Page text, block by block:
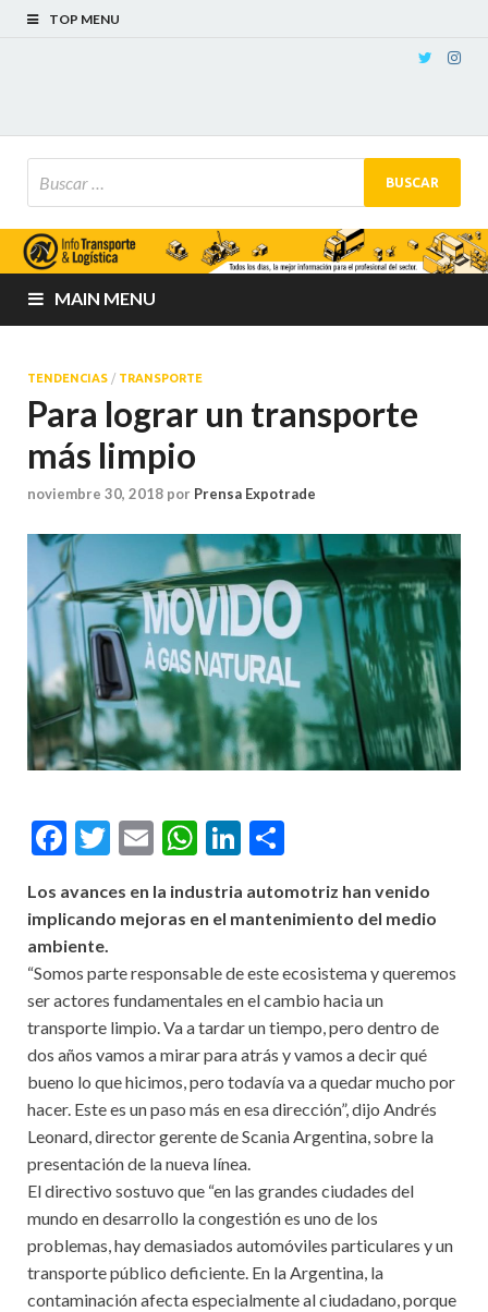
TOP MENU
MAIN MENU
TENDENCIAS / TRANSPORTE
Para lograr un transporte
más limpio
noviembre 30, 2018 por Prensa Expotrade
Facebook
Twitter
EmailWhatsApp
LinkedIn
Los avances en la industria automotriz han venido
implicando mejoras en el mantenimiento del medio
ambiente.
“Somos parte responsable de este ecosistema y queremos
ser actores fundamentales en el cambio hacia un
transporte limpio. Va a tardar un tiempo, pero dentro de
dos años vamos a mirar para atrás y vamos a decir qué
bueno lo que hicimos, pero todavía va a quedar mucho por
hacer. Este es un paso más en esa dirección”, dijo Andrés
Leonard, director gerente de Scania Argentina, sobre la
presentación de la nueva línea.
El directivo sostuvo que “en las grandes ciudades del
mundo en desarrollo la congestión es uno de los
problemas, hay demasiados automóviles particulares y un
transporte público deficiente. En la Argentina, la
contaminación afecta especialmente al ciudadano, porque